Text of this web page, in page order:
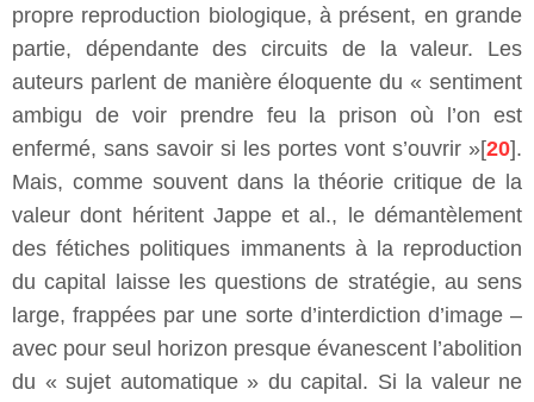
propre reproduction biologique, à présent, en grande
partie, dépendante des circuits de la valeur. Les
auteurs parlent de manière éloquente du « sentiment
ambigu de voir prendre feu la prison où l’on est
enfermé, sans savoir si les portes vont s’ouvrir »[20].
Mais, comme souvent dans la théorie critique de la
valeur dont héritent Jappe et al., le démantèlement
des fétiches politiques immanents à la reproduction
du capital laisse les questions de stratégie, au sens
large, frappées par une sorte d’interdiction d’image –
avec pour seul horizon presque évanescent l’abolition
du « sujet automatique » du capital. Si la valeur ne